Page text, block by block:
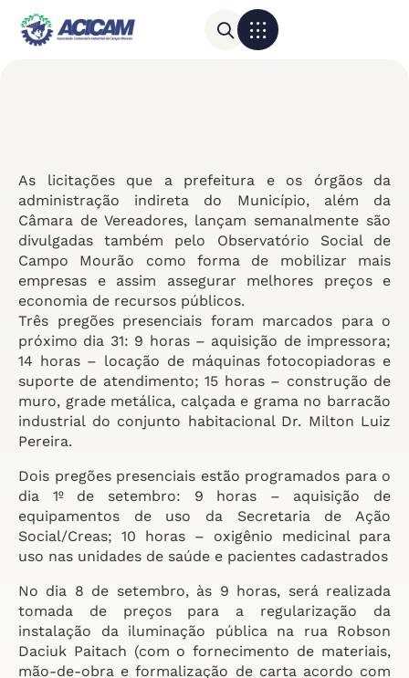
As licitações que a prefeitura e os órgãos da
administração indireta do Município, além da
Câmara de Vereadores, lançam semanalmente são
divulgadas também pelo Observatório Social de
Campo Mourão como forma de mobilizar mais
empresas e assim assegurar melhores preços e
economia de recursos públicos.
Três pregões presenciais foram marcados para o
próximo dia 31: 9 horas – aquisição de impressora;
14 horas – locação de máquinas fotocopiadoras e
suporte de atendimento; 15 horas – construção de
muro, grade metálica, calçada e grama no barracão
industrial do conjunto habitacional Dr. Milton Luiz
Pereira.
Dois pregões presenciais estão programados para o
dia 1º de setembro: 9 horas – aquisição de
equipamentos de uso da Secretaria de Ação
Social/Creas; 10 horas – oxigênio medicinal para
uso nas unidades de saúde e pacientes cadastrados
No dia 8 de setembro, às 9 horas, será realizada
tomada de preços para a regularização da
instalação da iluminação pública na rua Robson
Daciuk Paitach (com o fornecimento de materiais,
mão-de-obra e formalização de carta acordo com